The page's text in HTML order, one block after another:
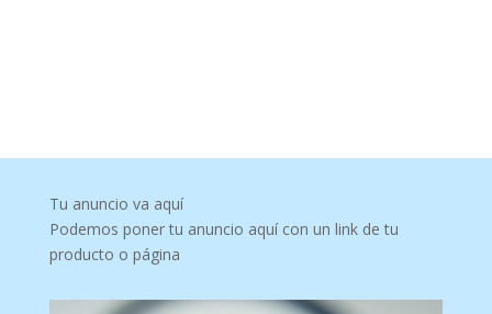
Tu anuncio va aquí
Podemos poner tu anuncio aquí con un link de tu
producto o página